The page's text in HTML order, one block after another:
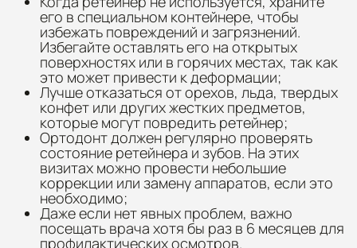
его в специальном контейнере, чтобы
избежать повреждений и загрязнений.
Избегайте оставлять его на открытых
поверхностях или в горячих местах, так как
это может привести к деформации;
Лучше отказаться от орехов, льда, твердых
конфет или других жестких предметов,
которые могут повредить ретейнер;
Ортодонт должен регулярно проверять
состояние ретейнера и зубов. На этих
визитах можно провести небольшие
коррекции или замену аппаратов, если это
необходимо;
Даже если нет явных проблем, важно
посещать врача хотя бы раз в 6 месяцев для
профилактических осмотров.